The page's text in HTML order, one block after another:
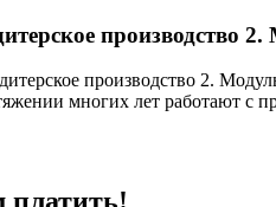
производство
производство 2.
многих лет работают с